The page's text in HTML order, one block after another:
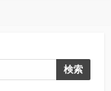
検索